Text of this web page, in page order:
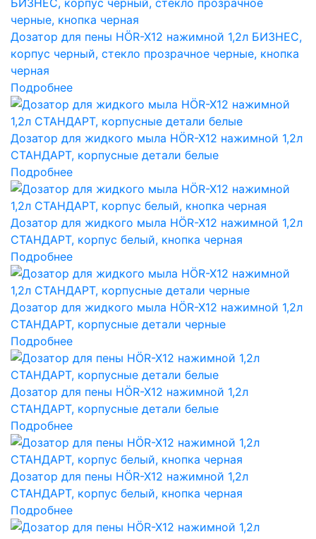
Дозатор для пены HÖR-X12 нажимной 1,2л БИЗНЕС,
корпус черный, стекло прозрачное черные, кнопка
черная
Подробнее
Дозатор для жидкого мыла HÖR-X12 нажимной 1,2л
СТАНДАРТ, корпусные детали белые
Подробнее
Дозатор для жидкого мыла HÖR-X12 нажимной 1,2л
СТАНДАРТ, корпус белый, кнопка черная
Подробнее
Дозатор для жидкого мыла HÖR-X12 нажимной 1,2л
СТАНДАРТ, корпусные детали черные
Подробнее
Дозатор для пены HÖR-X12 нажимной 1,2л
СТАНДАРТ, корпусные детали белые
Подробнее
Дозатор для пены HÖR-X12 нажимной 1,2л
СТАНДАРТ, корпус белый, кнопка черная
Подробнее